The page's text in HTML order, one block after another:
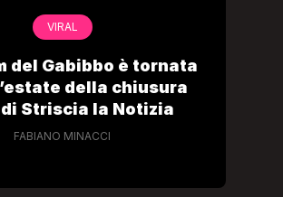
VIRAL
del Gabibbo è tornata
della chiusura
Striscia la Notizia
FABIANO MINACCI